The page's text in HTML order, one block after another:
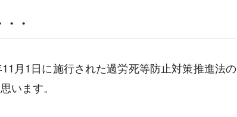
・
月1日に施行された過労死等防止対策推進法の
います。